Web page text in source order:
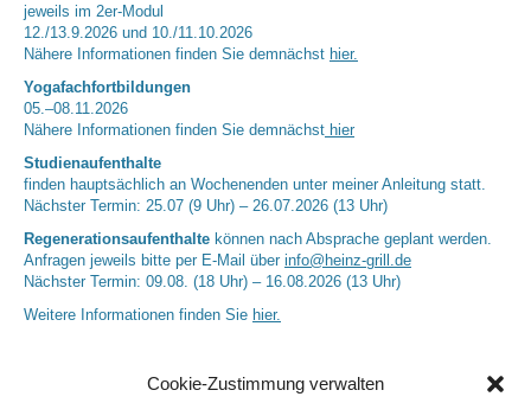
Cookie-Zustimmung verwalten
jeweils im 2er-Modul
12./13.9.2026 und 10./11.10.2026
Nähere Informationen finden Sie demnächst hier.
Yogafachfortbildungen
05.–08.11.2026
Nähere Informationen finden Sie demnächst hier
Studienaufenthalte
finden hauptsächlich an Wochenenden unter meiner Anleitung statt.
Nächster Termin: 25.07 (9 Uhr) – 26.07.2026 (13 Uhr)
Regenerationsaufenthalte können nach Absprache geplant werden.
Anfragen jeweils bitte per E-Mail über info@heinz-grill.de
Nächster Termin: 09.08. (18 Uhr) – 16.08.2026 (13 Uhr)
Weitere Informationen finden Sie hier.